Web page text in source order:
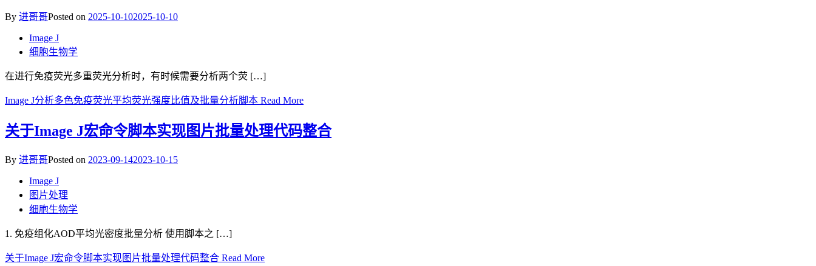
By 进哥哥Posted on 2025-10-102025-10-10
Image J
细胞生物学
在进行免疫荧光多重荧光分析时，有时候需要分析两个荧 […]
Image J分析多色免疫荧光平均荧光强度比值及批量分析脚本 Read More
关于Image J宏命令脚本实现图片批量处理代码整合
By 进哥哥Posted on 2023-09-142023-10-15
Image J
图片处理
细胞生物学
1. 免疫组化AOD平均光密度批量分析 使用脚本之 […]
关于Image J宏命令脚本实现图片批量处理代码整合 Read More